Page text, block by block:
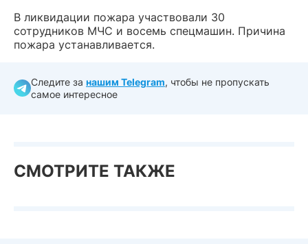
В ликвидации пожара участвовали 30
сотрудников МЧС и восемь спецмашин. Причина
пожара устанавливается.
Следите за нашим Telegram, чтобы не пропускать
самое интересное
СМОТРИТЕ ТАКЖЕ